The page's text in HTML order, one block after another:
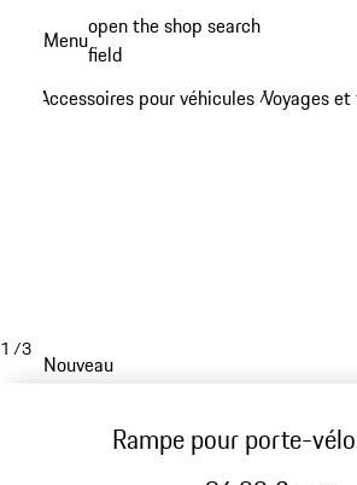
principal
Menuopen the shop search
field
Accessoires pour véhicules /Voyages
1 /3
Nouveau
Rampe pour porte-